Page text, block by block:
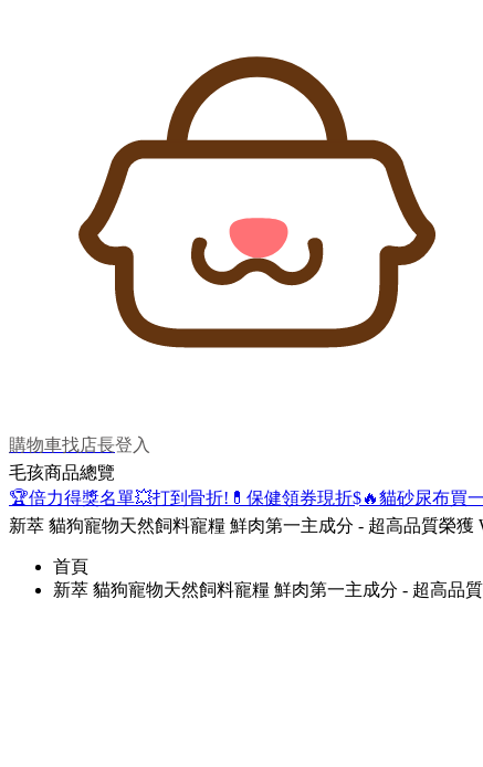
購物車找店長登入
毛孩商品總覽
🏆倍力得獎名單💥打到骨折! 💊保健領券現折$🔥貓砂尿布買
新萃 貓狗寵物天然飼料寵糧 鮮肉第一主成分 - 超高品質榮獲
首頁
新萃 貓狗寵物天然飼料寵糧 鮮肉第一主成分 - 超高品